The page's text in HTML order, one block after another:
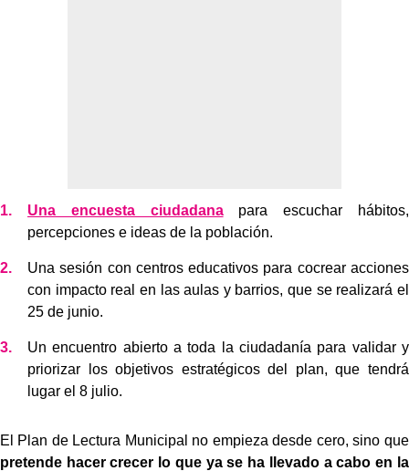
Una encuesta ciudadanapara escuchar hábitos,
percepciones e ideas de la población.
Una sesión con centros educativos para cocrear acciones
con impacto real en las aulas y barrios, que se realizará el
25 de junio.
Un encuentro abierto a toda la ciudadanía para validar y
priorizar los objetivos estratégicos del plan, que tendrá
lugar el 8 julio.
El Plan de Lectura Municipal no empieza desde cero, sino que
pretende hacer crecer lo que ya se ha llevado a cabo en la